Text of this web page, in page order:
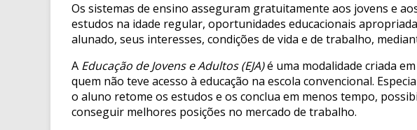
Os sistemas de ensino asseguram gratuitamente aos jovens e
estudos na idade regular, oportunidades educacionais
alunado, seus interesses, condições de vida e de trabalho,
A Educação de Jovens e Adultos (EJA)é uma modalidade criada
quem não teve acesso à educação na escola convencional.
o aluno retome os estudos e os conclua em menos tempo,
conseguir melhores posições no mercado de trabalho.